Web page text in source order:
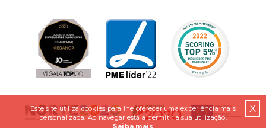
Este site utiliza cookies para lhe oferecer uma experiência mais
personalizada. Ao navegar está a permitir a sua utilização.
Saiba mais
X